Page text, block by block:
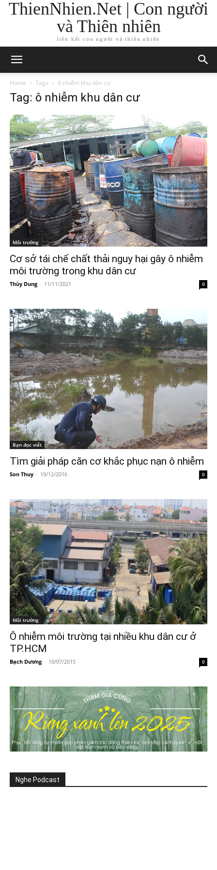
ThienNhien.Net | Con người
và Thiên nhiên
liên kết con người và thiên nhiên
Home Tags ô nhiễm khu dân cư
Tag: ô nhiễm khu dân cư
Môi trường
Cơ sở tái chế chất thải nguy hại gây ô nhiễm
môi trường trong khu dân cư
Thùy Dung - 11/11/2021 0
Bạn đọc viết
Tìm giải pháp căn cơ khắc phục nạn ô nhiễm
Son Thuy - 10/12/2016 0
Môi trường
Ô nhiễm môi trường tại nhiều khu dân cư ở
TP.HCM
Bạch Dương - 10/07/2015 0
Nghe Podcast